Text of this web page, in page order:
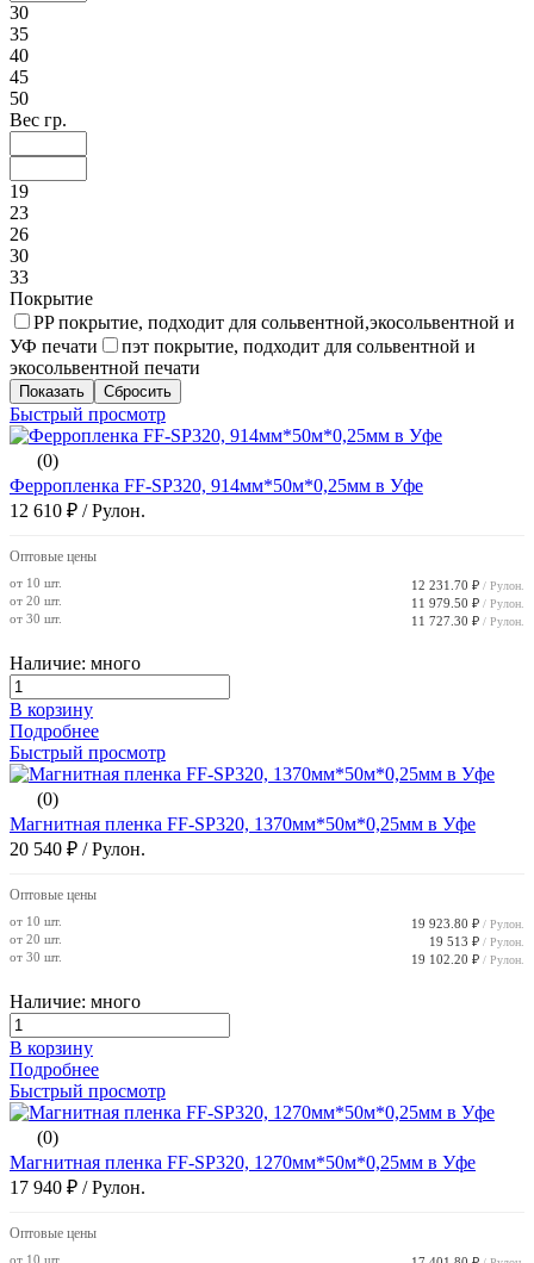
30
35
40
45
50
Вес гр.
19
23
26
30
33
Покрытие
PP покрытие, подходит для сольвентной,экосольвентной и
УФ печати
пэт покрытие, подходит для сольвентной и
экосольвентной печати
Быстрый просмотр
(0)
Ферропленка FF-SP320, 914мм*50м*0,25мм в Уфе
12 610 ₽ / Рулон.
Оптовые цены
от 10 шт. 12 231.70 ₽ / Рулон.
от 20 шт. 11 979.50 ₽ / Рулон.
от 30 шт. 11 727.30 ₽ / Рулон.
Наличие: много
В корзину
Подробнее
Быстрый просмотр
(0)
Магнитная пленка FF-SP320, 1370мм*50м*0,25мм в Уфе
20 540 ₽ / Рулон.
Оптовые цены
от 10 шт. 19 923.80 ₽ / Рулон.
от 20 шт. 19 513 ₽ / Рулон.
от 30 шт. 19 102.20 ₽ / Рулон.
Наличие: много
В корзину
Подробнее
Быстрый просмотр
(0)
Магнитная пленка FF-SP320, 1270мм*50м*0,25мм в Уфе
17 940 ₽ / Рулон.
Оптовые цены
от 10 шт.